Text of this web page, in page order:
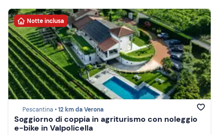
Notte inclusa
Pescantina •12 km da Verona
Soggiorno di coppia in agriturismo con noleggio
e-bike in Valpolicella